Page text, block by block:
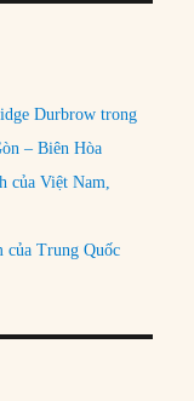
Durbrow trong
– Biên Hòa
của Việt Nam,
của Trung Quốc